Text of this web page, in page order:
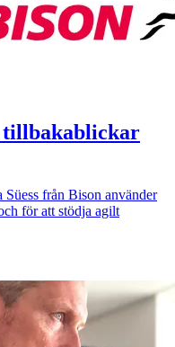
Süess från Bison använder
för att stödja agilt